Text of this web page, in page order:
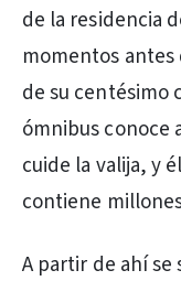
de la residencia
momentos
de su centésimo
ómnibus conoce
cuide la valija, y
contiene
A partir de ahí